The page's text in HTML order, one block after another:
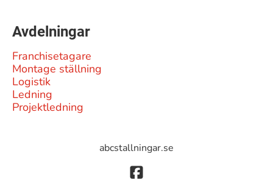
Avdelningar
Franchisetagare
Montage ställning
Logistik
Ledning
Projektledning
abcstallningar.se